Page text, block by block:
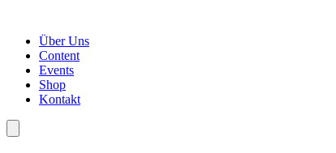
Über Uns
Content
Events
Shop
Kontakt